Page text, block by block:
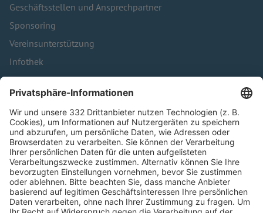
Geschäftsstellen und Ansprechpartner
Sponsoring
Vereinsunterstützung
Infothek
Kontakt
HÄUFIG BESUCHTE SEITEN
Pässe und Vereinswechsel
Trainerausbildung
Schulungsangebot Vereinsmitarbeiter
BFV-Geschäftsstellen
Trainerbörse